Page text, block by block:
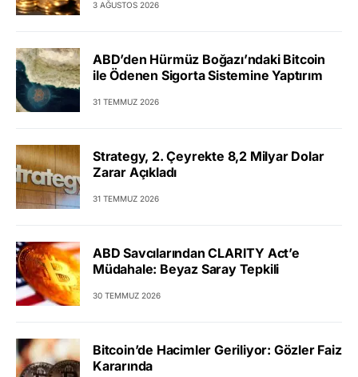
3 AĞUSTOS 2026
ABD’den Hürmüz Boğazı’ndaki Bitcoin
ile Ödenen Sigorta Sistemine Yaptırım
31 TEMMUZ 2026
Strategy, 2. Çeyrekte 8,2 Milyar Dolar
Zarar Açıkladı
31 TEMMUZ 2026
ABD Savcılarından CLARITY Act’e
Müdahale: Beyaz Saray Tepkili
30 TEMMUZ 2026
Bitcoin’de Hacimler Geriliyor: Gözler Faiz
Kararında